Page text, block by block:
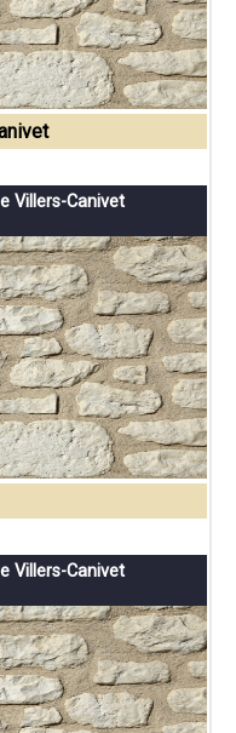
Villers-Canivet
Villers-Canivet